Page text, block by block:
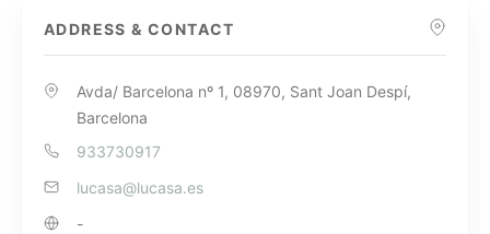
ADDRESS & CONTACT
Avda/ Barcelona nº 1, 08970, Sant Joan Despí,
Barcelona
933730917
lucasa@lucasa.es
-